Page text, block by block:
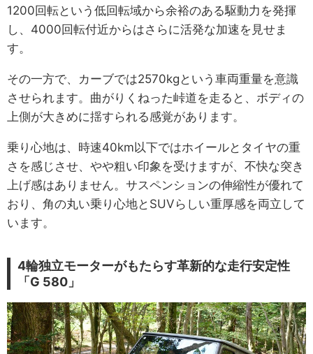
1200回転という低回転域から余裕のある駆動力を発揮
し、4000回転付近からはさらに活発な加速を見せま
す。
その一方で、カーブでは2570kgという車両重量を意識
させられます。曲がりくねった峠道を走ると、ボディの
上側が大きめに揺すられる感覚があります。
乗り心地は、時速40km以下ではホイールとタイヤの重
さを感じさせ、やや粗い印象を受けますが、不快な突き
上げ感はありません。サスペンションの伸縮性が優れて
おり、角の丸い乗り心地とSUVらしい重厚感を両立して
います。
4輪独立モーターがもたらす革新的な走行安定性
「G 580」